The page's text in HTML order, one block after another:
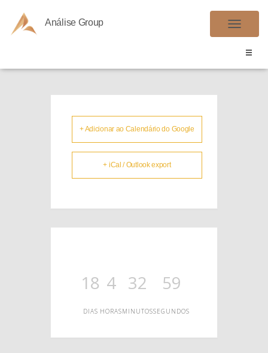
Análise Group
A
+ Adicionar ao Calendário do Google
+ iCal / Outlook export
18
DIAS
4
HORAS
32
MINUTOS
59
SEGUNDOS